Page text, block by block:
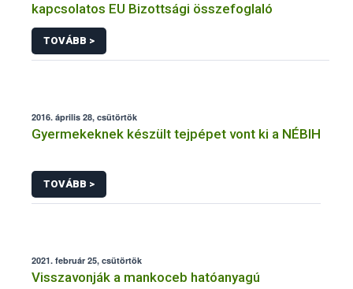
kapcsolatos EU Bizottsági összefoglaló
TOVÁBB >
2016. április 28, csütörtök
Gyermekeknek készült tejpépet vont ki a NÉBIH
TOVÁBB >
2021. február 25, csütörtök
Visszavonják a mankoceb hatóanyagú